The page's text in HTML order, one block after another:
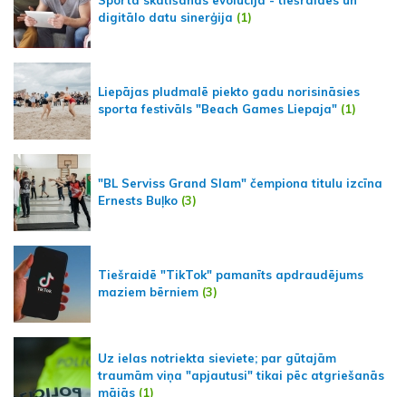
digitālo datu sinerģija (1)
Liepājas pludmalē piekto gadu norisināsies
sporta festivāls "Beach Games Liepaja" (1)
"BL Serviss Grand Slam" čempiona titulu izcīna
Ernests Buļko (3)
Tiešraidē "TikTok" pamanīts apdraudējums
maziem bērniem (3)
Uz ielas notriekta sieviete; par gūtajām
traumām viņa "apjautusi" tikai pēc atgriešanās
mājās (1)